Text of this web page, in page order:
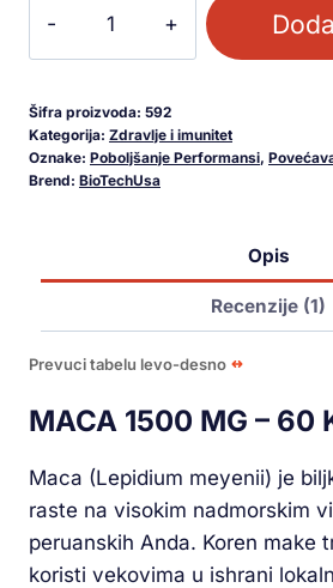
Šifra proizvoda: 592
Kategorija: Zdravlje i imunitet
Oznake: Poboljšanje Performansi,
Brend: BioTechUsa
Opis
Recenzije (1)
Prevuci tabelu levo-desno
MACA 1500 MG – 60
Maca (Lepidium meyenii) je
raste na visokim nadmorskim
peruanskih Anda. Koren make
koristi vekovima u ishrani